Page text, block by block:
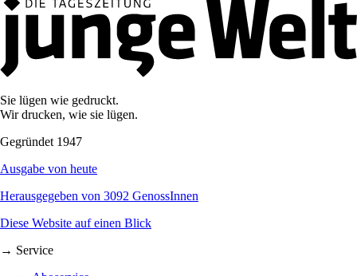
Sie lügen wie gedruckt.
Wir drucken, wie sie lügen.
Gegründet 1947
Ausgabe von heute
Herausgegeben von 3092 GenossInnen
Diese Website auf einen Blick
→ Service